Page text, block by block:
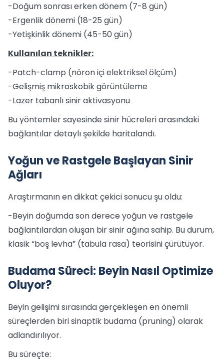
-Doğum sonrası erken dönem (7-8 gün)
-Ergenlik dönemi (18-25 gün)
-Yetişkinlik dönemi (45-50 gün)
Kullanılan teknikler:
-Patch-clamp (nöron içi elektriksel ölçüm)
-Gelişmiş mikroskobik görüntüleme
-Lazer tabanlı sinir aktivasyonu
Bu yöntemler sayesinde sinir hücreleri arasındaki
bağlantılar detaylı şekilde haritalandı.
Yoğun ve Rastgele Başlayan Sinir
Ağları
Araştırmanın en dikkat çekici sonucu şu oldu:
-Beyin doğumda son derece yoğun ve rastgele
bağlantılardan oluşan bir sinir ağına sahip. Bu durum,
klasik “boş levha” (tabula rasa) teorisini çürütüyor.
Budama Süreci: Beyin Nasıl Optimize
Oluyor?
Beyin gelişimi sırasında gerçekleşen en önemli
süreçlerden biri sinaptik budama (pruning) olarak
adlandırılıyor.
Bu süreçte: